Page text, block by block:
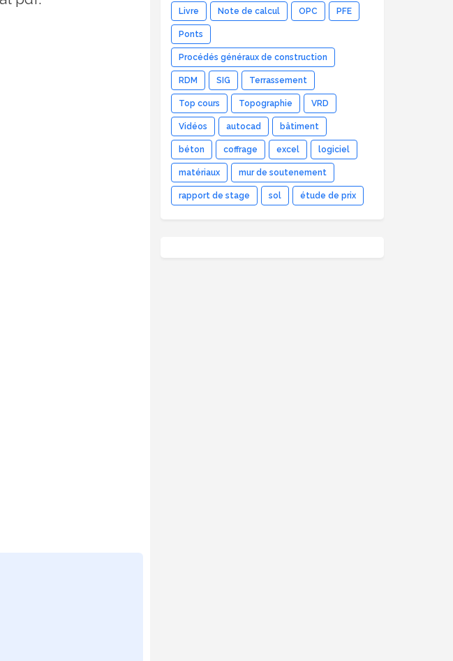
Livre Note de calcul OPC PFE
Ponts
Procédés généraux de construction
RDM SIG Terrassement
Top cours Topographie VRD
Vidéos autocad bâtiment
béton coffrage excel logiciel
matériaux mur de soutenement
rapport de stage sol étude de prix